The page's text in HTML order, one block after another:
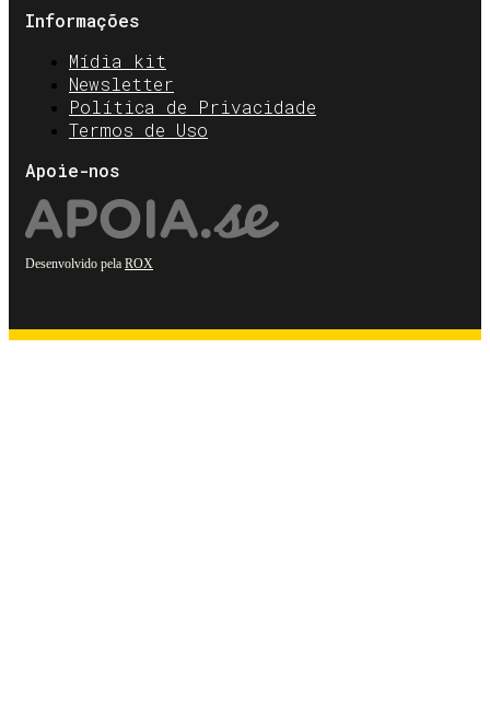
Informações
Mídia kit
Newsletter
Política de Privacidade
Termos de Uso
Apoie-nos
Desenvolvido pela ROX